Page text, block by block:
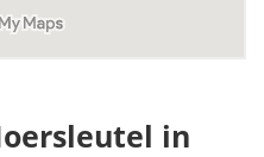
in